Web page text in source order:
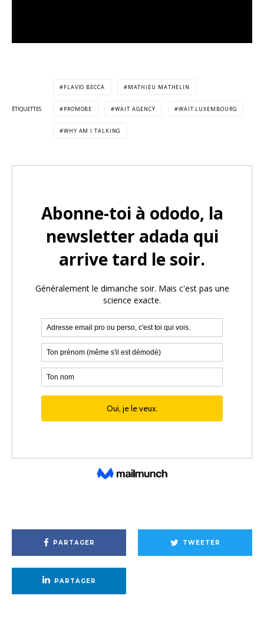
ÉTIQUETTES
FLAVIO BECCA MATHIEU MATHELIN
PROMOBE WAIT AGENCY WAIT LUXEMBOURG
WHY AM I TALKING
PARTAGER TWEETER
PARTAGER